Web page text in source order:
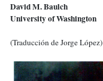
David M. Baulch
University of Washington
(Traducción de Jorge López)